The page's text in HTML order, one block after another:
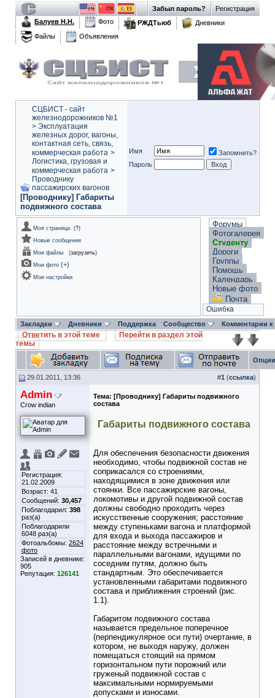
Регистрация
Забыл пароль?
Балуев Н.Н.
Фото РЖДТьюб
Дневники
Файлы
Объявления
СЦБИСТ - сайт
железнодорожников №1
> Эксплуатация
железных дорог, вагоны,
контактная сеть, связь,
коммерческая работа >
Логистика, грузовая и
коммерческая работа >
Проводнику
пассажирских вагонов
[Проводнику] Габариты
подвижного состава
Имя
Запомнить?
Пароль
Моя страница (?)
Новые сообщения
Мои файлы
(загрузить)
Мои фото (+)
Мои настройки
Форумы
Фотогалерея
Студенту
Дороги
Группы
Помощь
Календарь
Новые фото
Почта
Ошибка
Закладки Дневники Поддержка Сообщество Комментарии
Ответить в этой теме
Перейти в раздел этой
темы
29.01.2011, 13:36 #1 (ссылка)
Admin
Crow indian
Регистрация:
21.02.2009
Возраст: 41
Сообщений: 30,457
Поблагодарил: 398
раз(а)
Поблагодарили
6048 раз(а)
Фотоальбомы: 2624
фото
Записей в дневнике:
905
Репутация: 126141
Тема: [Проводнику] Габариты подвижного
состава
Габариты подвижного состава
Для обеспечения безопасности движения
необходимо, чтобы подвижной состав не
соприкасался со строениями,
находящимися в зоне движения или
стоянки. Все пассажирские вагоны,
локомотивы и другой подвижной состав
должны свободно проходить через
искусственные сооружения; расстояние
между ступеньками вагона и платформой
для входа и выхода пассажиров и
расстояние между встречными и
параллельными вагонами, идущими по
соседним путям, должно быть
стандартным. Это обеспечивается
установленными габаритами подвижного
состава и приближения строений (рис.
1.1).
Габаритом подвижного состава
называется предельное поперечное
(перпендикулярное оси пути) очертание, в
котором, не выходя наружу, должен
помещаться стоящий на прямом
горизонтальном пути порожний или
груженый подвижной состав с
максимальными нормируемыми
допусками и износами.